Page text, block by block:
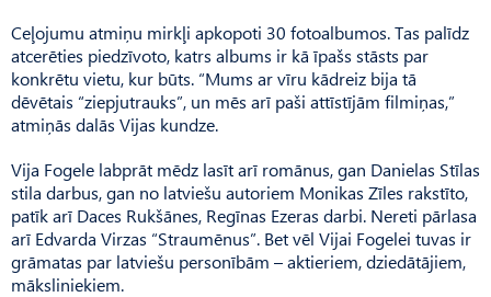
Ceļojumu atmiņu mirkļi apkopoti 30 fotoalbumos. Tas palīdz
atcerēties piedzīvoto, katrs albums ir kā īpašs stāsts par
konkrētu vietu, kur būts. “Mums ar vīru kādreiz bija tā
dēvētais “ziepjutrauks”, un mēs arī paši attīstījām filmiņas,”
atmiņās dalās Vijas kundze.
Vija Fogele labprāt mēdz lasīt arī romānus, gan Danielas Stīlas
stila darbus, gan no latviešu autoriem Monikas Zīles rakstīto,
patīk arī Daces Rukšānes, Regīnas Ezeras darbi. Nereti pārlasa
arī Edvarda Virzas “Straumēnus”. Bet vēl Vijai Fogelei tuvas ir
grāmatas par latviešu personībām – aktieriem, dziedātājiem,
māksliniekiem.